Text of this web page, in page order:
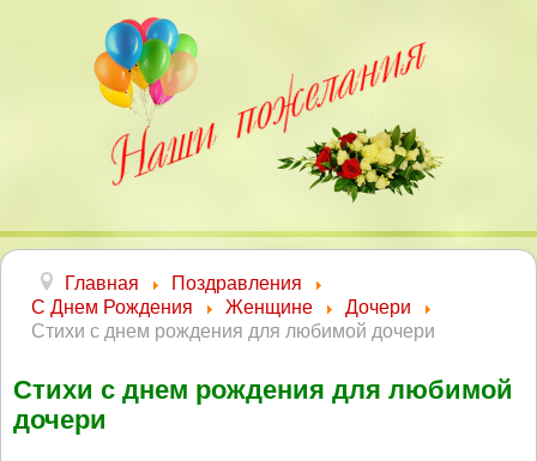
Главная
Поздравления
С Днем Рождения
Женщине
Дочери
Стихи с днем рождения для любимой дочери
Стихи с днем рождения для любимой
дочери